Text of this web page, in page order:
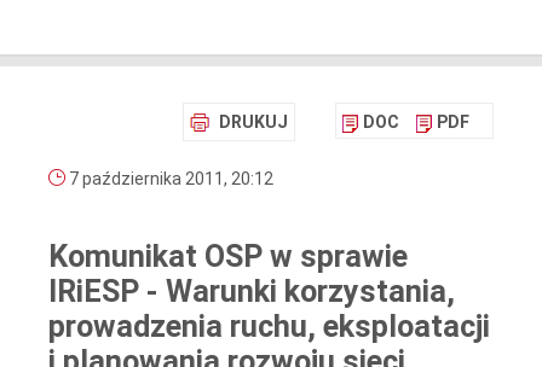
DRUKUJ DOC PDF
7 października 2011, 20:12
Komunikat OSP w sprawie
IRiESP - Warunki korzystania,
prowadzenia ruchu, eksploatacji